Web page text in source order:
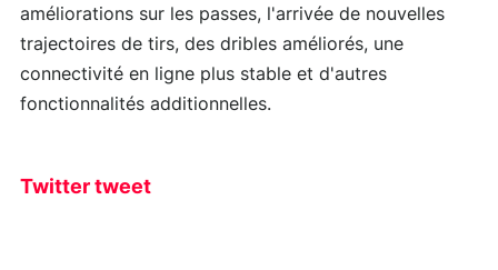
améliorations sur les passes, l'arrivée de nouvelles
trajectoires de tirs, des dribles améliorés, une
connectivité en ligne plus stable et d'autres
fonctionnalités additionnelles.
Twitter tweet